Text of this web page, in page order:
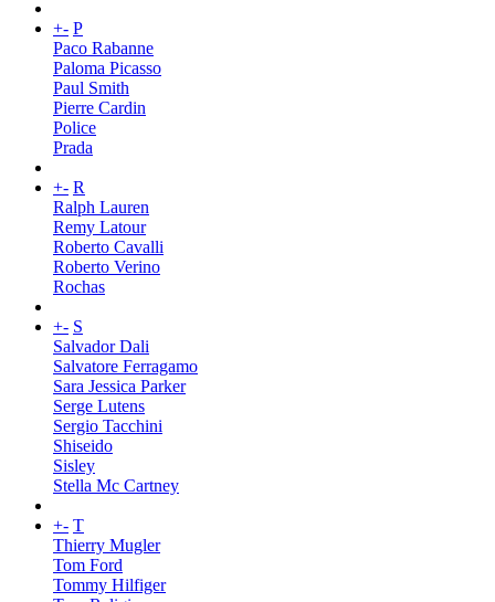
+- P
Paco Rabanne
Paloma Picasso
Paul Smith
Pierre Cardin
Police
Prada
+- R
Ralph Lauren
Remy Latour
Roberto Cavalli
Roberto Verino
Rochas
+- S
Salvador Dali
Salvatore Ferragamo
Sara Jessica Parker
Serge Lutens
Sergio Tacchini
Shiseido
Sisley
Stella Mc Cartney
+- T
Thierry Mugler
Tom Ford
Tommy Hilfiger